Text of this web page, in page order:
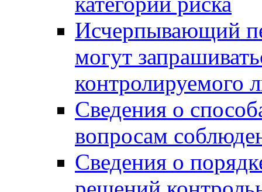
Исчерпывающий
могут
контролируемого
Сведения о
вопросам
Сведения о